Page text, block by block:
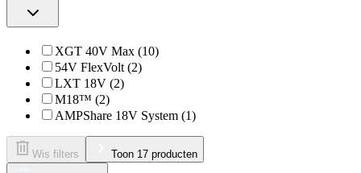
XGT 40V Max (10)
54V FlexVolt (2)
LXT 18V (2)
M18™ (2)
AMPShare 18V System (1)
Wis filters Toon 17 producten